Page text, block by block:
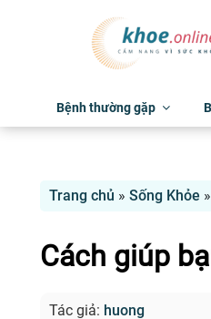
Bệnh thường gặp
Trang chủ » Sống Khỏe »
Cách giúp
Tác giả: huong